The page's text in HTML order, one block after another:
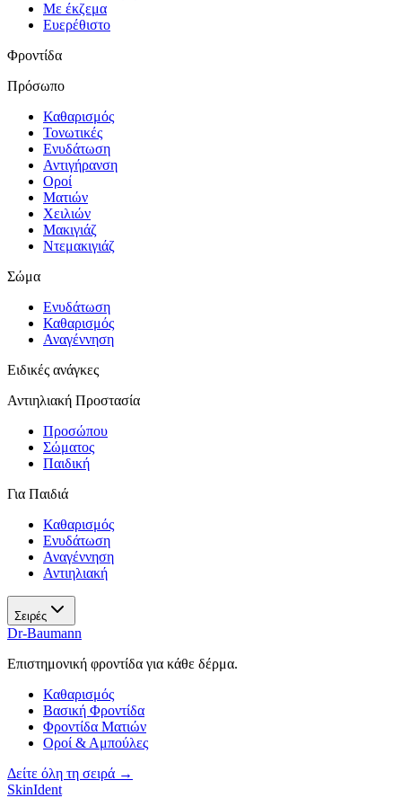
Με έκζεμα
Ευερέθιστο
Φροντίδα
Πρόσωπο
Καθαρισμός
Τονωτικές
Ενυδάτωση
Αντιγήρανση
Οροί
Ματιών
Χειλιών
Μακιγιάζ
Ντεμακιγιάζ
Σώμα
Ενυδάτωση
Καθαρισμός
Αναγέννηση
Ειδικές ανάγκες
Αντιηλιακή Προστασία
Προσώπου
Σώματος
Παιδική
Για Παιδιά
Καθαρισμός
Ενυδάτωση
Αναγέννηση
Αντιηλιακή
Σειρές
Dr-Baumann
Επιστημονική φροντίδα για κάθε δέρμα.
Καθαρισμός
Βασική Φροντίδα
Φροντίδα Ματιών
Οροί & Αμπούλες
Δείτε όλη τη σειρά →
SkinIdent